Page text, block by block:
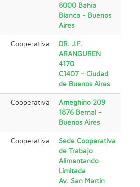
8000 Bahia
Blanca - Buenos
Aires
Cooperativa
DR. J.F.
ARANGUREN
4170
C1407 - Ciudad
de Buenos Aires
Cooperativa
Ameghino 209
1876 Bernal -
Buenos Aires
Cooperativa
Sede Cooperativa
de Trabajo
Alimentando
Limitada
Av. San Martin